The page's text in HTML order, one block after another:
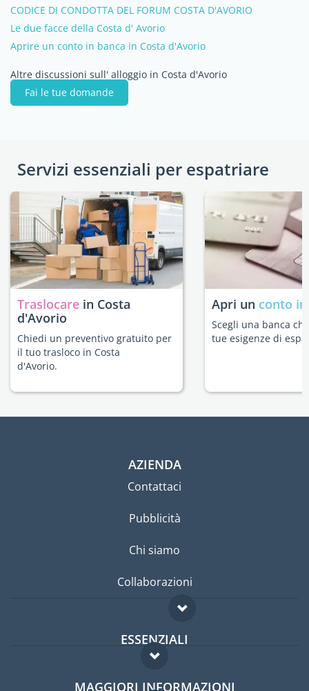
CODICE DI CONDOTTA DEL FORUM COSTA D'AVORIO
Le due facce della Costa d' Avorio
Aprire un conto in banca in Costa d'Avorio
Altre discussioni sull' alloggio in Costa d'Avorio
Fai le tue domande
Servizi essenziali per espatriare
Traslocare in Costa
d'Avorio
Chiedi un preventivo gratuito per
il tuo trasloco in Costa
d'Avorio.
Apri un conto
Scegli una banca
tue esigenze di
AZIENDA
Contattaci
Pubblicità
Chi siamo
Collaborazioni
ESSENZIALI
Forum per expat
MAGGIORI INFORMAZIONI